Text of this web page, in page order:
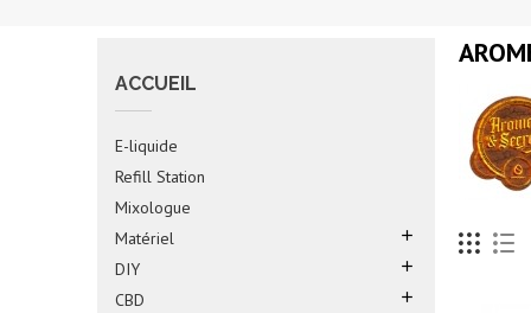
ACCUEIL
E-liquide
Refill Station
Mixologue
Matériel

DIY 
CBD 